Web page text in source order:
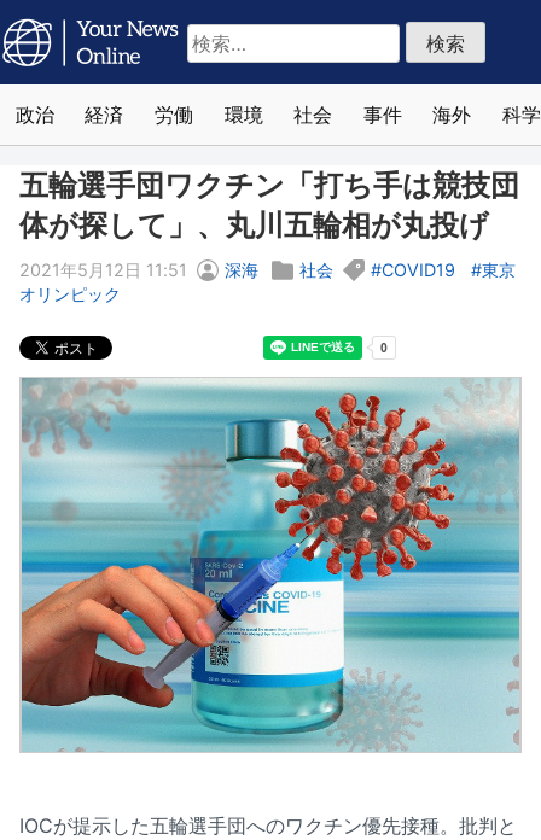
検
索:
政治 経済 労働 環境 社会 事件 海外 科学
五輪選手団ワクチン「打ち手は競技団
体が探して」、丸川五輪相が丸投げ
2021年5月12日 11:51 深海 社会 COVID19
東京
オリンピック
IOCが提示した五輪選手団へのワクチン優先接種。批判と